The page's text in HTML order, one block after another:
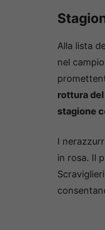
Alla lista
nel
rottura
stagione
I
in rosa. Il